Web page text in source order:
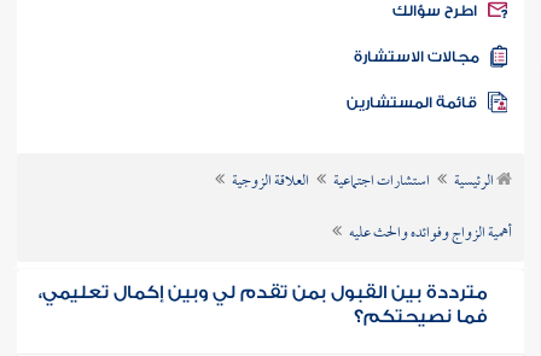
سؤالك
الاستشارة
الرئيسية استشارات اجتماعية
العلاقة الزوجية
أهمية الزواج وفوائده والحث عليه
مترددة بين القبول بمن تقدم لي وبين إكمال تعليمي،
فما نصيحتكم؟